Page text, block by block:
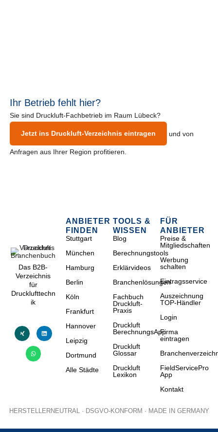
Ihr Betrieb fehlt hier?
Sie sind Druckluft-Fachbetrieb im Raum Lübeck?
Jetzt ins Druckluft-Verzeichnis eintragen und von
Anfragen aus Ihrer Region profitieren.
Das B2B-
Verzeichnis
für
Drucklufttechn
ik
ANBIETER
FINDEN
Stuttgart
München
Hamburg
Berlin
Köln
Frankfurt
Hannover
Leipzig
Dortmund
Alle Städte
TOOLS &
WISSEN
Blog
Berechnungstools
Erklärvideos
Branchenlösungen
Fachbuch
Druckluft-
Praxis
Druckluft
BerechnungsApp
Druckluft
Glossar
Druckluft
Lexikon
FÜR
ANBIETER
Preise &
Mitgliedschaften
Werbung
schalten
Eintragsservice
Auszeichnung
TOP-Händler
Login
Firma
eintragen
FieldServicePro
App
Kontakt
HERSTELLERNEUTRAL · DSGVO-KONFORM · MADE IN GERMANY